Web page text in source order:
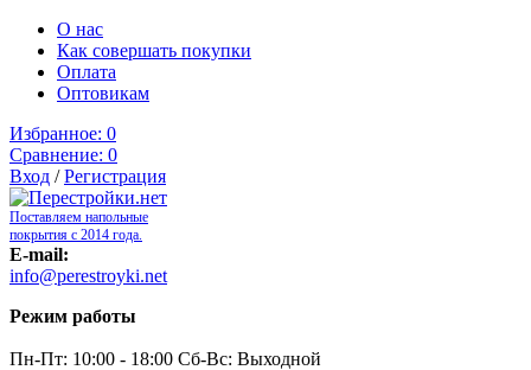
О нас
Как совершать покупки
Оплата
Оптовикам
Избранное: 0
Сравнение: 0
Вход /Регистрация
Поставляем напольные
покрытия с 2014 года.
E-mail:
info@perestroyki.net
Режим работы
Пн-Пт: 10:00 - 18:00 Сб-Вс: Выходной